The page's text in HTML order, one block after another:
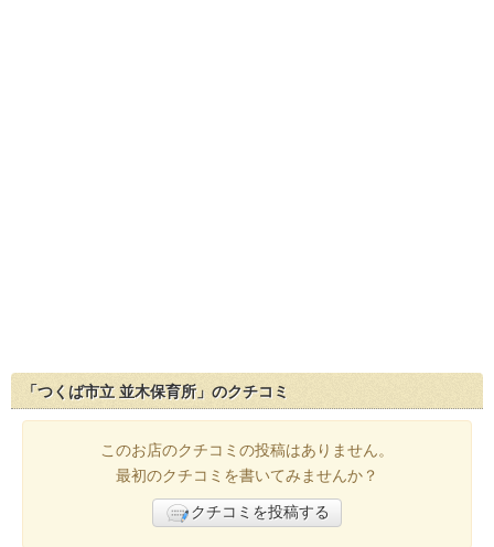
「つくば市立 並木保育所」のクチコミ
このお店のクチコミの投稿はありません。
最初のクチコミを書いてみませんか？
クチコミを投稿する